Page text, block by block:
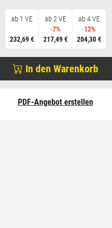
ab 1 VE
232,69 €
ab 2 VE
-7%
217,49 €
ab 4 VE
-12%
204,30 €
In den Warenkorb
PDF-Angebot erstellen